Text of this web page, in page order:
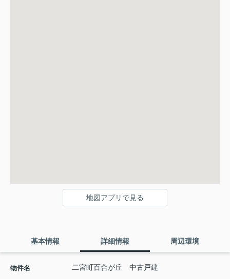
地図アプリで見る
基本情報 詳細情報 周辺環境
物件名 二宮町百合が丘 中古戸建